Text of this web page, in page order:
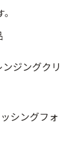
ジングクリ
シングフォ